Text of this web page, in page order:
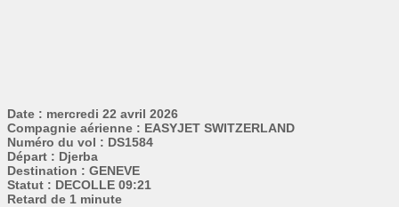
Date : mercredi 22 avril 2026
Compagnie aérienne : EASYJET SWITZERLAND
Numéro du vol : DS1584
Départ : Djerba
Destination : GENEVE
Statut : DECOLLE 09:21
Retard de 1 minute